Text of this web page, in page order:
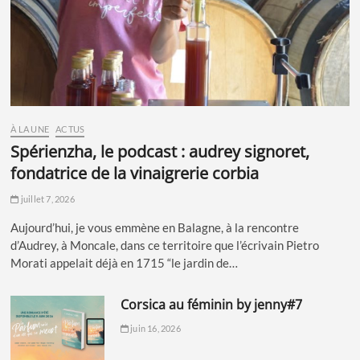
À LA UNE ACTUS
spérienzha, le podcast : audrey signoret,
fondatrice de la vinaigrerie corbia
juillet 7, 2026
Aujourd’hui, je vous emmène en Balagne, à la rencontre
d’Audrey, à Moncale, dans ce territoire que l’écrivain Pietro
Morati appelait déjà en 1715 “le jardin de…
corsica au féminin by jenny#7
juin 16, 2026